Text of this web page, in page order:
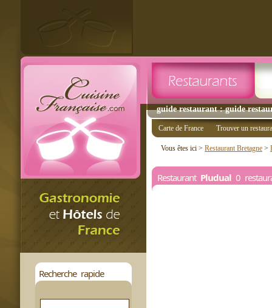
guide restaurant : guide
Recherche rapide
Carte de France Trouver un
Vous êtes ici > Restaurant Bretagne >
Restaurant Pludual 0